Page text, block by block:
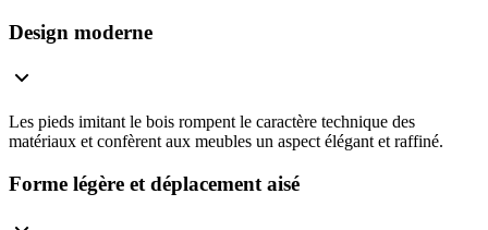
Design moderne
Les pieds imitant le bois rompent le caractère technique des
matériaux et confèrent aux meubles un aspect élégant et raffiné.
Forme légère et déplacement aisé